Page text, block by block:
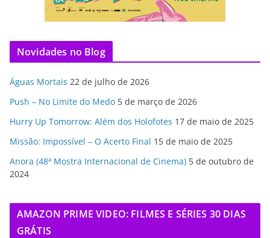
Novidades no Blog
Águas Mortais 22 de julho de 2026
Push – No Limite do Medo 5 de março de 2026
Hurry Up Tomorrow: Além dos Holofotes 17 de maio de 2025
Missão: Impossível – O Acerto Final 15 de maio de 2025
Anora (48ª Mostra Internacional de Cinema) 5 de outubro de
2024
AMAZON PRIME VIDEO: FILMES E SÉRIES 30 DIAS
GRÁTIS